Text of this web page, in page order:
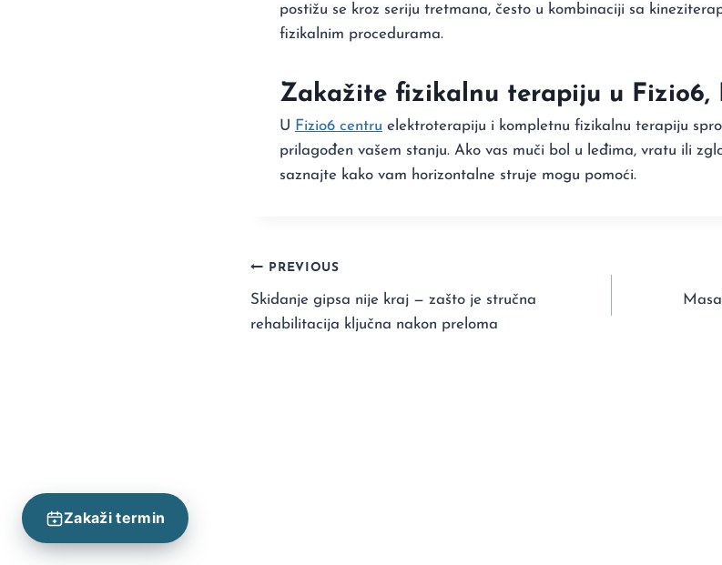
postižu se kroz seriju tretmana, često u kombinaciji sa
fizikalnim procedurama.
Zakažite fizikalnu terapiju u Fizio6,
U Fizio6 centru elektroterapiju i kompletnu fizikalnu terapiju
prilagođen vašem stanju. Ako vas muči bol u leđima, vratu ili
saznajte kako vam horizontalne struje mogu pomoći.
PREVIOUS
Skidanje gipsa nije kraj — zašto je stručna
rehabilitacija ključna nakon preloma
Zakaži termin